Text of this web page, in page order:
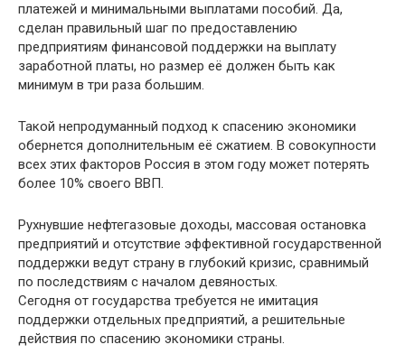
платежей и минимальными выплатами пособий. Да,
сделан правильный шаг по предоставлению
предприятиям финансовой поддержки на выплату
заработной платы, но размер её должен быть как
минимум в три раза большим.
Такой непродуманный подход к спасению экономики
обернется дополнительным её сжатием. В совокупности
всех этих факторов Россия в этом году может потерять
более 10% своего ВВП.
Рухнувшие нефтегазовые доходы, массовая остановка
предприятий и отсутствие эффективной государственной
поддержки ведут страну в глубокий кризис, сравнимый
по последствиям с началом девяностых.
Сегодня от государства требуется не имитация
поддержки отдельных предприятий, а решительные
действия по спасению экономики страны.